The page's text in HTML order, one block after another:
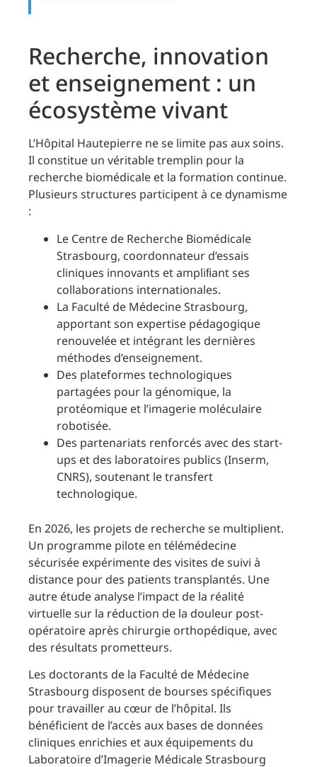
Recherche, innovation
et enseignement : un
écosystème vivant
L’Hôpital Hautepierre ne se limite pas aux soins.
Il constitue un véritable tremplin pour la
recherche biomédicale et la formation continue.
Plusieurs structures participent à ce dynamisme
:
Le Centre de Recherche Biomédicale
Strasbourg, coordonnateur d’essais
cliniques innovants et ampliﬁant ses
collaborations internationales.
La Faculté de Médecine Strasbourg,
apportant son expertise pédagogique
renouvelée et intégrant les dernières
méthodes d’enseignement.
Des plateformes technologiques
partagées pour la génomique, la
protéomique et l’imagerie moléculaire
robotisée.
Des partenariats renforcés avec des start-
ups et des laboratoires publics (Inserm,
CNRS), soutenant le transfert
technologique.
En 2026, les projets de recherche se multiplient.
Un programme pilote en télémédecine
sécurisée expérimente des visites de suivi à
distance pour des patients transplantés. Une
autre étude analyse l’impact de la réalité
virtuelle sur la réduction de la douleur post-
opératoire après chirurgie orthopédique, avec
des résultats prometteurs.
Les doctorants de la Faculté de Médecine
Strasbourg disposent de bourses spécifiques
pour travailler au cœur de l’hôpital. Ils
bénéficient de l’accès aux bases de données
cliniques enrichies et aux équipements du
Laboratoire d’Imagerie Médicale Strasbourg